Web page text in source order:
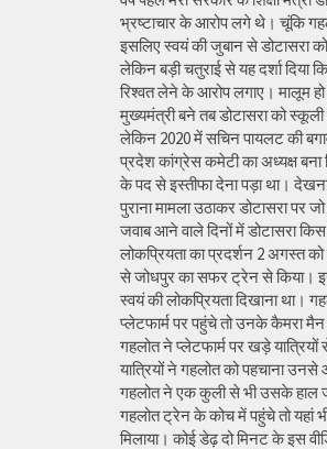
भ्रष्टाचार के आरोप लगे थे। चूंकि
इसलिए स्वयं की जुबान से डोटासरा
लेकिन बड़ी चतुराई से यह दर्शा दिया
रिश्वत लेने के आरोप लगाए। मालूम
मुख्यमंत्री बने तब डोटासरा को स्कूली
लेकिन 2020 में सचिन पायलट की
प्रदेश कांग्रेस कमेटी का अध्यक्ष बना
के पद से इस्तीफा देना पड़ा था। देखना
पुराना मामला उठाकर डोटासरा पर
जवाब आने वाले दिनों में डोटासरा
लोकप्रियता का प्रदर्शन 2 अगस्त
से जोधपुर का सफर ट्रेन से किया।
स्वयं की लोकप्रियता दिखाना था।
प्लेटफार्म पर पहुंचे तो उनके कैमरा
गहलोत ने प्लेटफार्म पर खड़े
यात्रियों ने गहलोत को पहचाना उनसे
गहलोत ने एक कुली से भी उसके हाल
गहलोत ट्रेन के कोच में पहुंचे तो यहां
मिलाया। कोई डेढ़ दो मिनट के इस